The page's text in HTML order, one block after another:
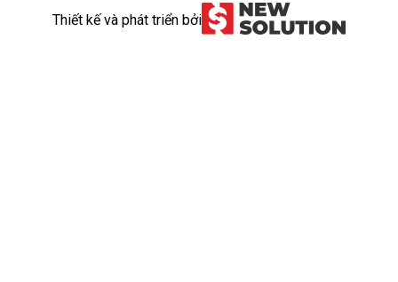
Thiết kế và phát triển bởi